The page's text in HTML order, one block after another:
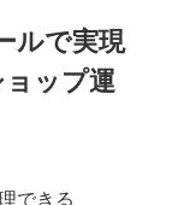
ルで実現
ップ運
できる